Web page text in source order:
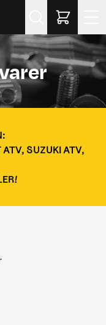
SUZUKI ATV,